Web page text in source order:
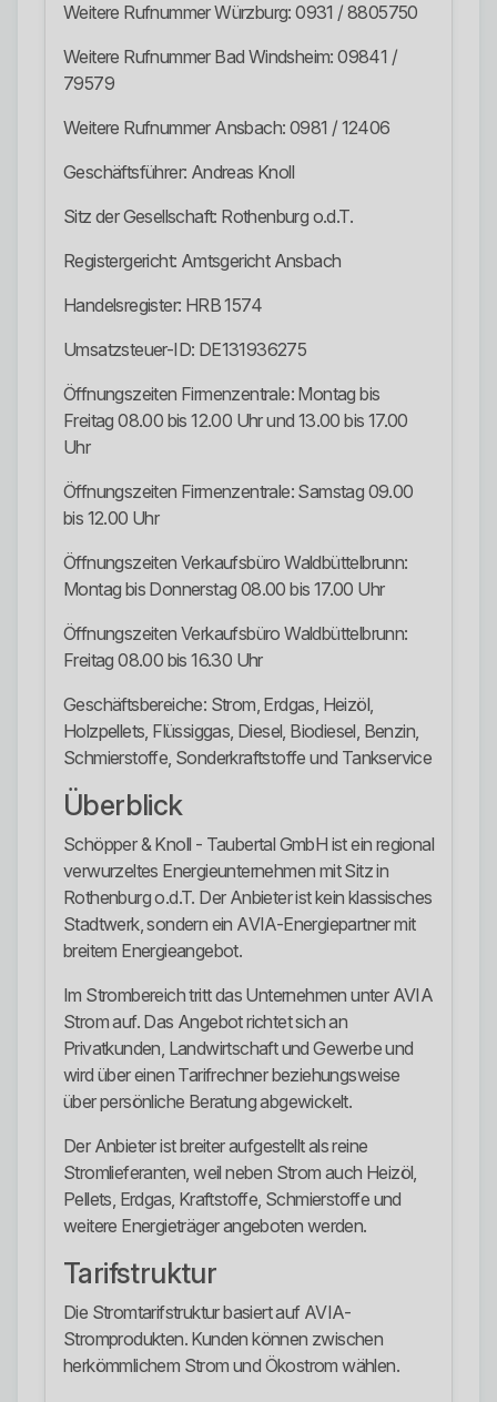
Weitere Rufnummer Würzburg: 0931 / 8805750
Weitere Rufnummer Bad Windsheim: 09841 /
79579
Weitere Rufnummer Ansbach: 0981 / 12406
Geschäftsführer: Andreas Knoll
Sitz der Gesellschaft: Rothenburg o.d.T.
Registergericht: Amtsgericht Ansbach
Handelsregister: HRB 1574
Umsatzsteuer-ID: DE131936275
Öffnungszeiten Firmenzentrale: Montag bis
Freitag 08.00 bis 12.00 Uhr und 13.00 bis 17.00
Uhr
Öffnungszeiten Firmenzentrale: Samstag 09.00
bis 12.00 Uhr
Öffnungszeiten Verkaufsbüro Waldbüttelbrunn:
Montag bis Donnerstag 08.00 bis 17.00 Uhr
Öffnungszeiten Verkaufsbüro Waldbüttelbrunn:
Freitag 08.00 bis 16.30 Uhr
Geschäftsbereiche: Strom, Erdgas, Heizöl,
Holzpellets, Flüssiggas, Diesel, Biodiesel, Benzin,
Schmierstoffe, Sonderkraftstoffe und Tankservice
Überblick
Schöpper & Knoll - Taubertal GmbH ist ein regional
verwurzeltes Energieunternehmen mit Sitz in
Rothenburg o.d.T. Der Anbieter ist kein klassisches
Stadtwerk, sondern ein AVIA-Energiepartner mit
breitem Energieangebot.
Im Strombereich tritt das Unternehmen unter AVIA
Strom auf. Das Angebot richtet sich an
Privatkunden, Landwirtschaft und Gewerbe und
wird über einen Tarifrechner beziehungsweise
über persönliche Beratung abgewickelt.
Der Anbieter ist breiter aufgestellt als reine
Stromlieferanten, weil neben Strom auch Heizöl,
Pellets, Erdgas, Kraftstoffe, Schmierstoffe und
weitere Energieträger angeboten werden.
Tarifstruktur
Die Stromtarifstruktur basiert auf AVIA-
Stromprodukten. Kunden können zwischen
herkömmlichem Strom und Ökostrom wählen.